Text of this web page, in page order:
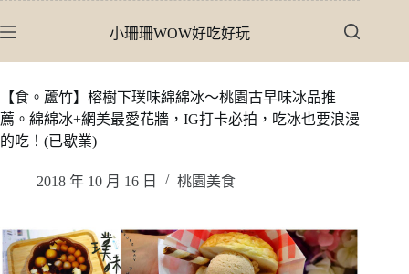
至
內
容
小珊珊WOW好吃好玩
【食。蘆竹】榕樹下璞味綿綿冰〜桃園古早味冰品推
薦。綿綿冰+網美最愛花牆，IG打卡必拍，吃冰也要浪漫
的吃！(已歇業)
2018 年 10 月 16 日 桃園美食